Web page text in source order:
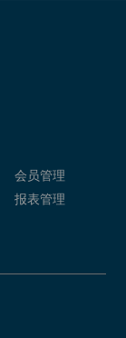
会员管理
报表管理